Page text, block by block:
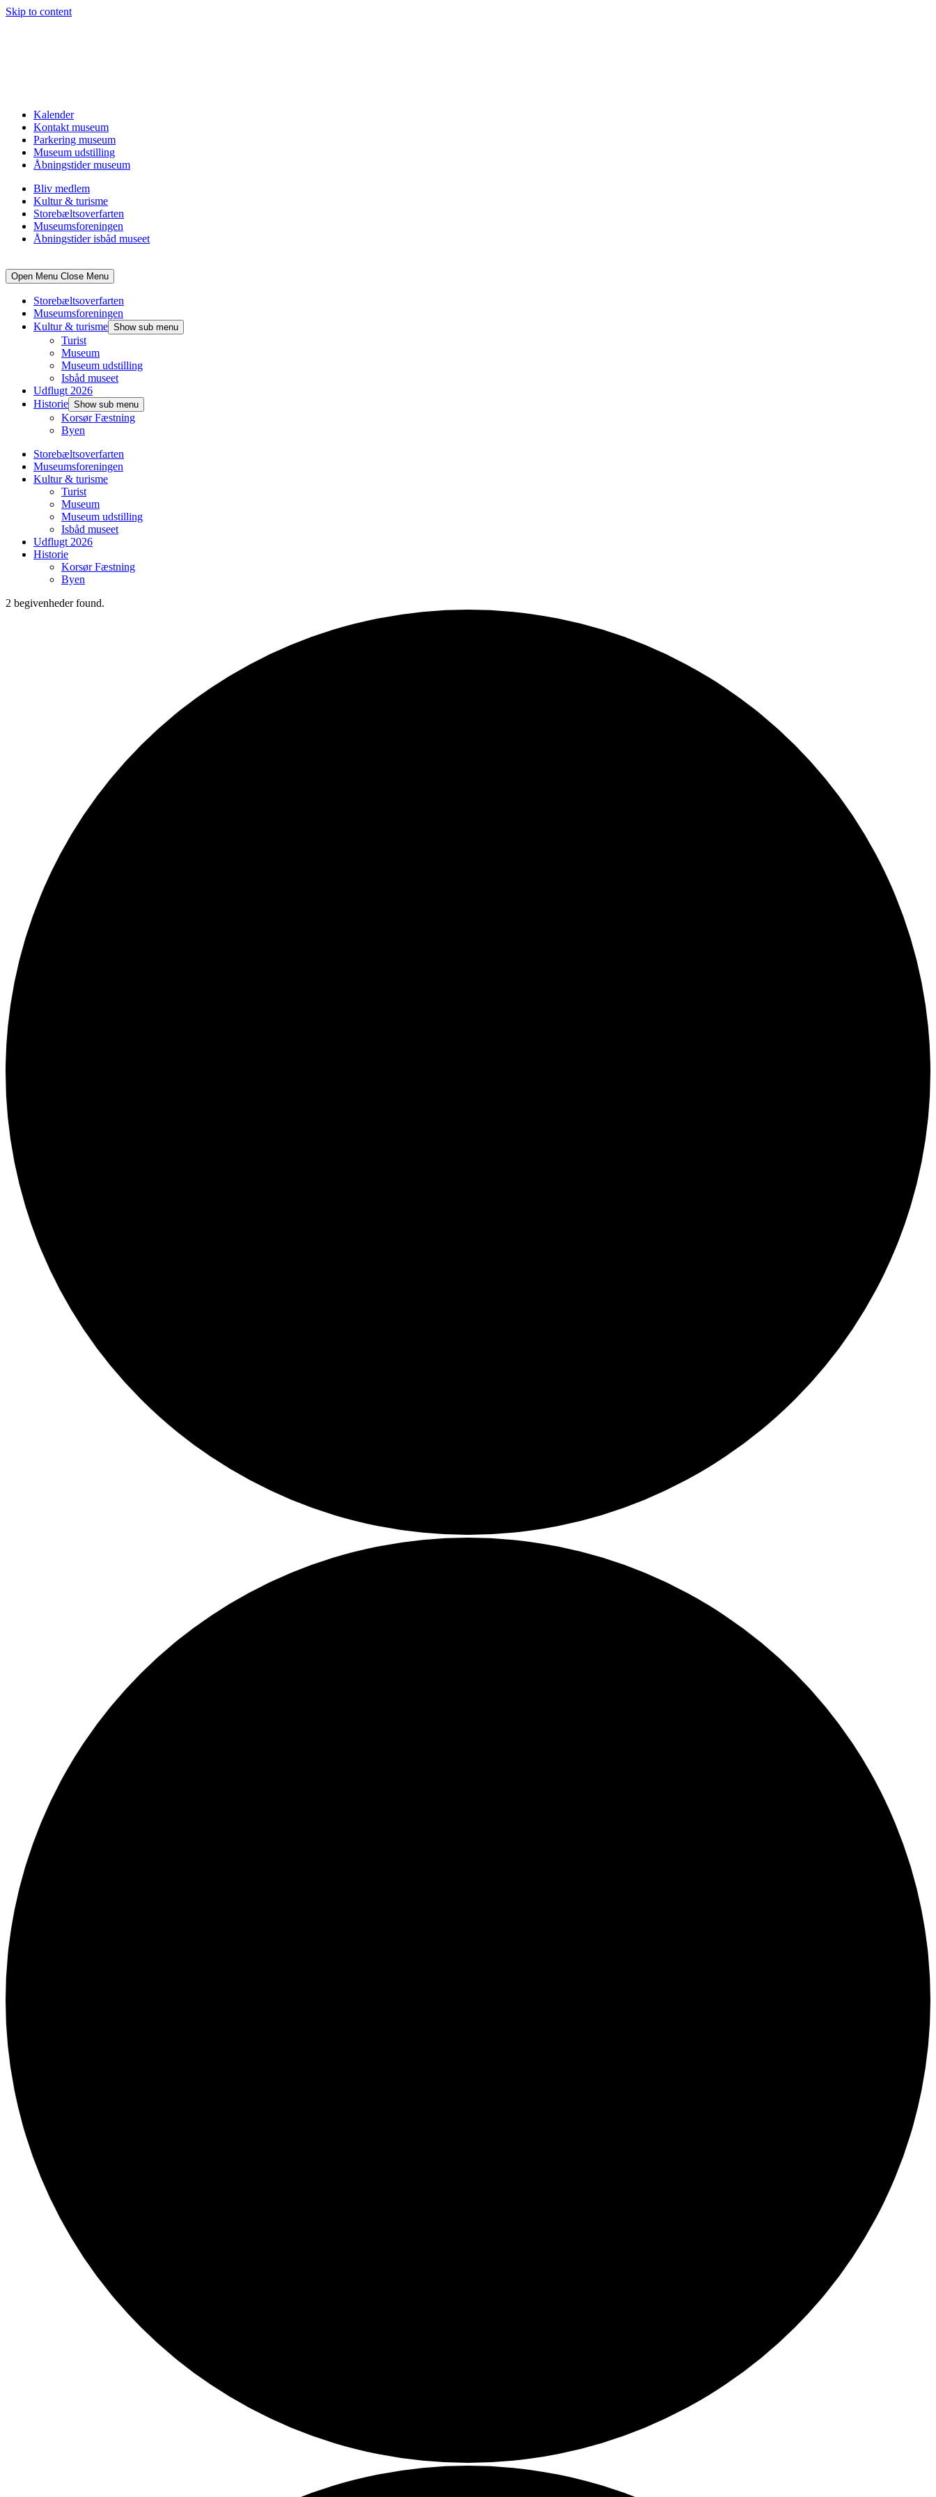
Skip to content
Kalender
Kontakt museum
Parkering museum
Museum udstilling
Åbningstider museum
Bliv medlem
Kultur & turisme
Storebæltsoverfarten
Museumsforeningen
Åbningstider isbåd museet
Open Menu Close Menu
Storebæltsoverfarten
Museumsforeningen
Kultur & turisme Show sub menu
Turist
Museum
Museum udstilling
Isbåd museet
Udflugt 2026
Historie Show sub menu
Korsør Fæstning
Byen
Storebæltsoverfarten
Museumsforeningen
Kultur & turisme
Turist
Museum
Museum udstilling
Isbåd museet
Udflugt 2026
Historie
Korsør Fæstning
Byen
2 begivenheder found.